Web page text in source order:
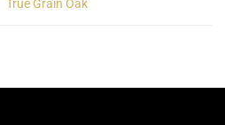
True Grain Oak